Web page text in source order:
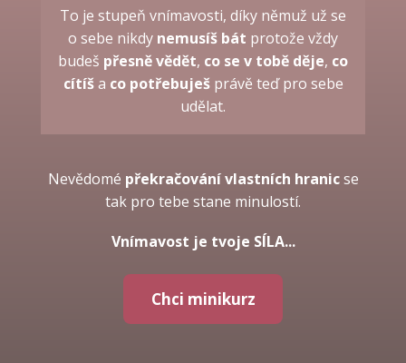
To je stupeň vnímavosti, díky němuž už se
o sebe nikdy nemusíš bát protože vždy
budeš přesně vědět, co se v tobě děje, co
cítíša co potřebuješprávě teď pro sebe
udělat.
Nevědomé překračování vlastních hranicse
tak pro tebe stane minulostí.
Vnímavost je tvoje SÍLA...
Chci minikurz